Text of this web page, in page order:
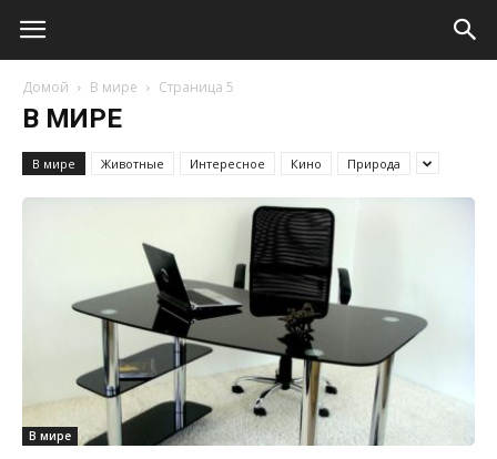
Домой В мире Страница 5
В МИРЕ
В мире Животные Интересное Кино Природа
В мире